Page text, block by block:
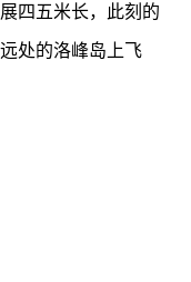
四五米长，此刻的
处的洛峰岛上飞